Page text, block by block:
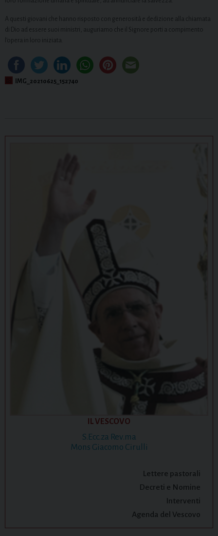
A questi giovani che hanno risposto con generosità e dedizione alla chiamata
di Dio ad essere suoi ministri, auguriamo che il Signore porti a compimento
l’opera in loro iniziata.
IMG_20210625_152740
IL VESCOVO
S.Ecc.za Rev.ma
Mons Giacomo Cirulli
Lettere pastorali
Decreti e Nomine
Interventi
Agenda del Vescovo